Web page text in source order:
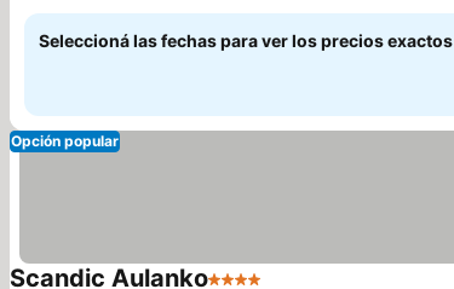
Seleccioná las fechas para ver los precios exactos
Opción popular
Scandic Aulanko